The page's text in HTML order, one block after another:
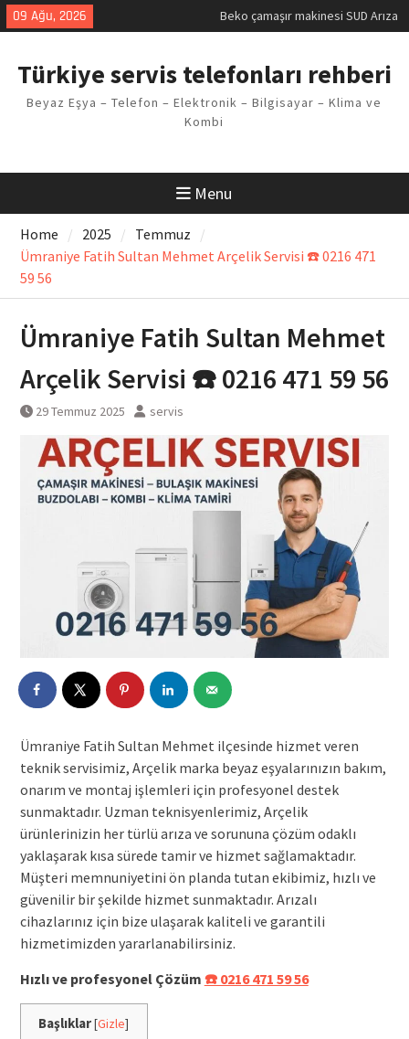
Skip
to
09 Ağu, 2026
Kodu
Demirdöküm buzdolabı E1 Arıza
Demirdöküm çamaşır makinesi E5
E02 Arıza Kodu Regal kombi
Sorunu
Çözüm Yöntemleri
Türkiye servis telefonları rehberi
Beyaz Eşya – Telefon – Elektronik – Bilgisayar – Klima ve
Kombi
Menu
Home 2025
Temmuz
Ümraniye Fatih Sultan Mehmet Arçelik Servisi ☎️ 0216 471
59 56
Ümraniye Fatih Sultan Mehmet
Arçelik Servisi ☎️ 0216 471 59 56
29 Temmuz 2025 servis
Ümraniye Fatih Sultan Mehmet ilçesinde hizmet veren
teknik servisimiz, Arçelik marka beyaz eşyalarınızın bakım,
onarım ve montaj işlemleri için profesyonel destek
sunmaktadır. Uzman teknisyenlerimiz, Arçelik
ürünlerinizin her türlü arıza ve sorununa çözüm odaklı
yaklaşarak kısa sürede tamir ve hizmet sağlamaktadır.
Müşteri memnuniyetini ön planda tutan ekibimiz, hızlı ve
güvenilir bir şekilde hizmet sunmaktadır. Arızalı
cihazlarınız için bize ulaşarak kaliteli ve garantili
hizmetimizden yararlanabilirsiniz.
Hızlı ve profesyonel Çözüm ☎️ 0216 471 59 56
Başlıklar[Gizle]